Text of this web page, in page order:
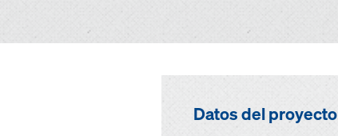
Datos del proyecto